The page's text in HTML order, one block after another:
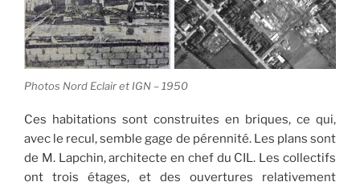
Photos Nord Eclair et IGN – 1950
Ces habitations sont construites en briques, ce qui,
avec le recul, semble gage de pérennité. Les plans sont
de M. Lapchin, architecte en chef du CIL. Les collectifs
ont trois étages, et des ouvertures relativement